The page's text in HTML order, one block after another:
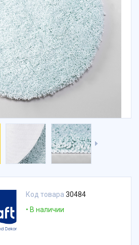
Код товара 30484
В наличии